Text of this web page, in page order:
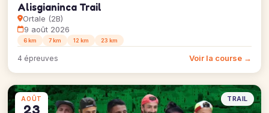
Alisgianinca Trail
Ortale (2B)
9 août 2026
6 km 7 km 12 km 23 km
4 épreuves Voir la course →
AOÛT
23
TRAIL